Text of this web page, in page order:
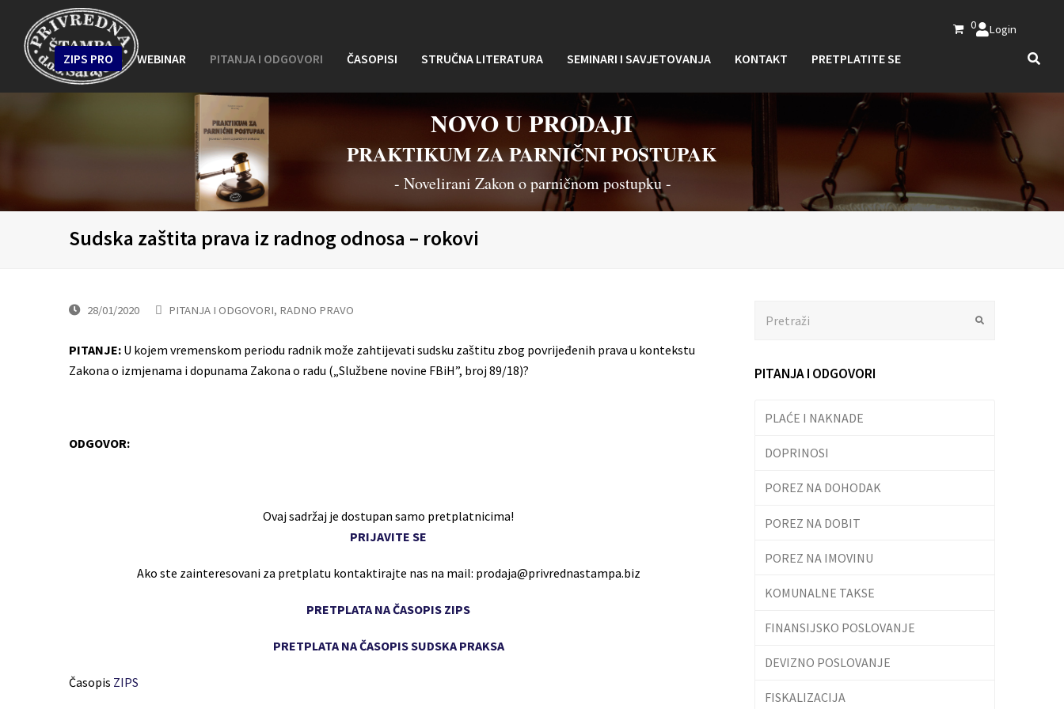
0 Login
ZIPS PRO WEBINAR PITANJA I ODGOVORI ČASOPISI STRUČNA LITERATURA SEMINARI I SAVJETOVANJA KONTAKT PRETPLATITE SE
NOVO U PRODAJI
PRAKTIKUM ZA PARNIČNI POSTUPAK
- Novelirani Zakon o parničnom postupku -
Sudska zaštita prava iz radnog odnosa – rokovi
28/01/2020 PITANJA I ODGOVORI, RADNO PRAVO
PITANJE: U kojem vremenskom periodu radnik može zahtijevati sudsku zaštitu zbog povrijeđenih prava u kontekstu
Zakona o izmjenama i dopunama Zakona o radu („Službene novine FBiH”, broj 89/18)?
ODGOVOR:
Ovaj sadržaj je dostupan samo pretplatnicima!
PRIJAVITE SE
Ako ste zainteresovani za pretplatu kontaktirajte nas na mail: prodaja@privrednastampa.biz
PRETPLATA NA ČASOPIS ZIPS
PRETPLATA NA ČASOPIS SUDSKA PRAKSA
Časopis ZIPS
PITANJA I ODGOVORI
PLAĆE I NAKNADE
DOPRINOSI
POREZ NA DOHODAK
POREZ NA DOBIT
POREZ NA IMOVINU
KOMUNALNE TAKSE
FINANSIJSKO POSLOVANJE
DEVIZNO POSLOVANJE
FISKALIZACIJA